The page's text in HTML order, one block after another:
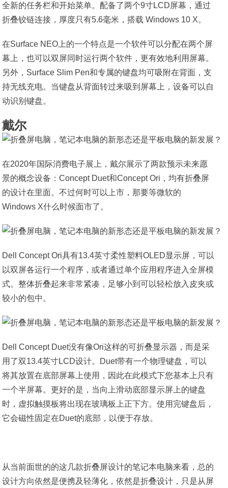
全新的任务栏和开始菜单。配备了两个9寸LCD屏幕，通过
折叠铰链连接，厚度只有5.6毫米，搭载 Windows 10 X。
在Surface NEO上的一个特点是一个软件可以分配在两个屏
幕上，也可以双屏同时运行两个软件，更有效地利用屏幕。
另外，Surface Slim Pen和专属的键盘均可吸附在背面，支
持无线充电。当键盘从背面转过来吸到屏幕上，设备可以自
动识别键盘。
戴尔
在2020年国际消费电子展上，戴尔展示了两款预示未来愿
景的概念设备：Concept Duet和Concept Ori，均有折叠屏
的设计在里面。不过何时可以上市，那要等微软的
Windows X什么时候面市了。
Dell Concept Ori具有13.4英寸柔性塑料OLED显示屏，可以
以双屏各运行一个程序，或者通过单个应用程序进入全屏模
式。整体折叠起来非常紧凑，足够小到可以轻松放入皮夹或
较小的包中。
Dell Concept Duet没有像Ori这样的可折叠显示器，而是采
用了双13.4英寸LCD设计。Duet带有一个物理键盘，可以
将其放置在底部屏幕上使用，因此在此模式下您基本上只有
一个半屏幕。更好的是，当向上滑动底部显示屏上的键盘
时，虚拟触摸板将出现在玻璃板上正下方。使用完键盘后，
它会磁性固定在Duet的底部，以便于存放。
从当前面世的的这几款折叠屏设计的笔记本电脑来看，总的
设计方向依然是便携及轻薄化，依然是折叠设计，只是从屏